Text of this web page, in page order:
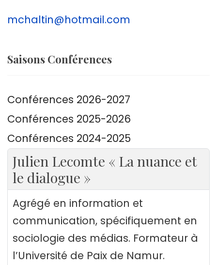
mchaltin@hotmail.com
Saisons Conférences
Conférences 2026-2027
Conférences 2025-2026
Conférences 2024-2025
Julien Lecomte « La nuance et
le dialogue »
Agrégé en information et
communication, spécifiquement en
sociologie des médias. Formateur à
l’Université de Paix de Namur.